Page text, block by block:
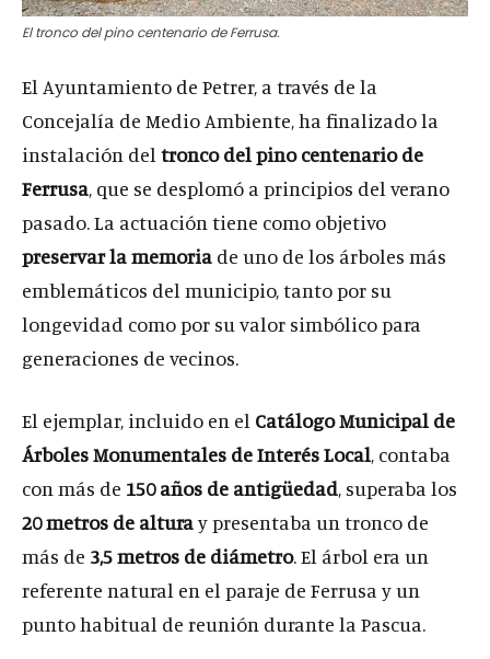
El tronco del pino centenario de Ferrusa.
El Ayuntamiento de Petrer, a través de la
Concejalía de Medio Ambiente, ha finalizado la
instalación del tronco del pino centenario de
Ferrusa, que se desplomó a principios del verano
pasado. La actuación tiene como objetivo
preservar la memoria de uno de los árboles más
emblemáticos del municipio, tanto por su
longevidad como por su valor simbólico para
generaciones de vecinos.
El ejemplar, incluido en el Catálogo Municipal de
Árboles Monumentales de Interés Local, contaba
con más de 150 años de antigüedad, superaba los
20 metros de alturay presentaba un tronco de
más de 3,5 metros de diámetro. El árbol era un
referente natural en el paraje de Ferrusa y un
punto habitual de reunión durante la Pascua.